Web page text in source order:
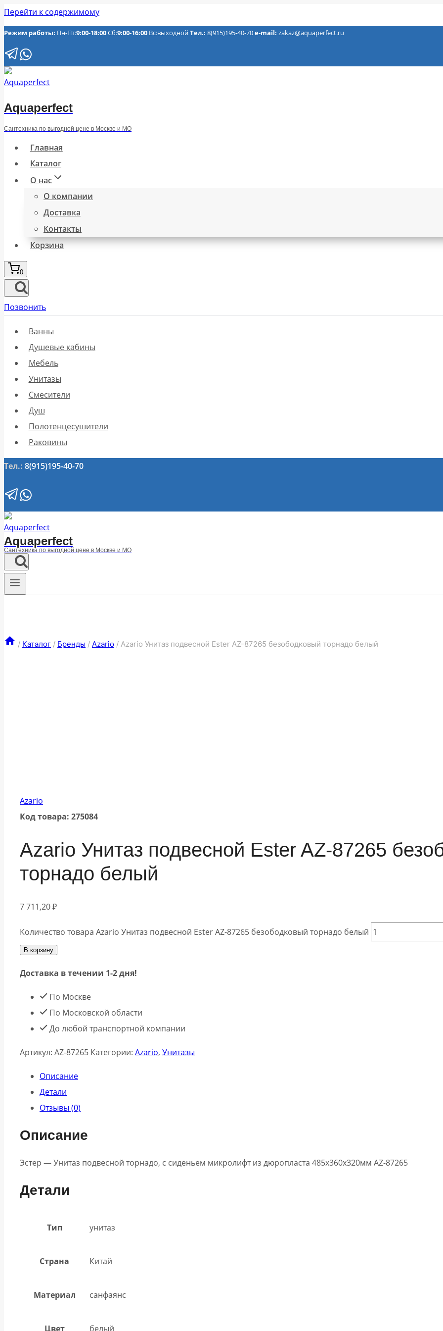
Перейти к содержимому
Режим работы: Пн-Пт:9:00-18:00Сб:9:00-16:00 Вс:выходнойТел.: 8(915)195-40-70e-mail: zakaz@aquaperfect.ru
Aquaperfect
Сантехника по выгодной цене в Москве и МО
Главная
Каталог
О нас
О компании
Доставка
Контакты
Корзина
0
Позвонить
Ванны
Душевые кабины
Мебель
Унитазы
Смесители
Душ
Полотенцесушители
Раковины
Тел.: 8(915)195-40-70
Aquaperfect
Сантехника по выгодной цене в Москве и МО
/ Каталог / Бренды / Azario / Azario Унитаз подвесной Ester AZ-87265 безободковый торнадо белый
Azario
Код товара: 275084
Azario Унитаз подвесной Ester AZ-87265
торнадо белый
7 711,20₽
Количество товара Azario Унитаз подвесной Ester AZ-87265 безободковый торнадо белый
В корзину
Доставка в течении 1-2 дня!
По Москве
По Московской области
До любой транспортной компании
Артикул: AZ-87265 Категории: Azario, Унитазы
Описание
Детали
Отзывы (0)
Описание
Эстер — Унитаз подвесной торнадо, с сиденьем микролифт из дюропласта 485х360х320мм AZ-87265
Детали
Тип унитаз
Страна Китай
Материал санфаянс
Цвет белый